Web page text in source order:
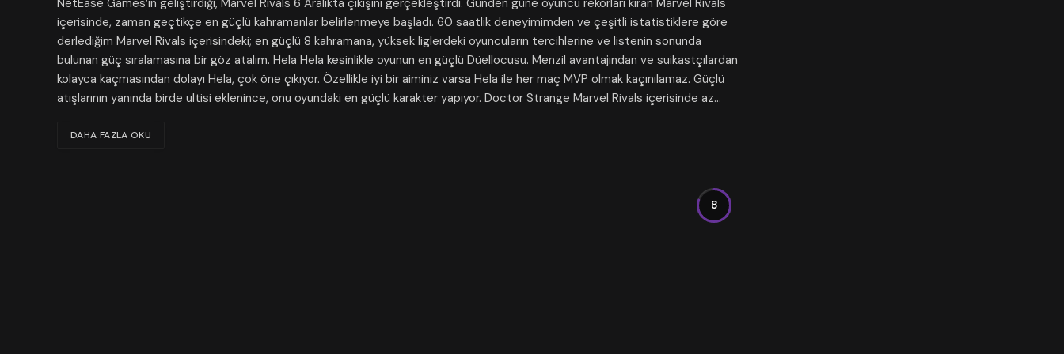
içerisinde, zaman geçtikçe en güçlü kahramanlar belirlenmeye başladı. 60 saatlik deneyimimden ve çeşitli istatistiklere göre
derlediğim Marvel Rivals içerisindeki; en güçlü 8 kahramana, yüksek liglerdeki oyuncuların tercihlerine ve listenin sonunda
bulunan güç sıralamasına bir göz atalım. Hela Hela kesinlikle oyunun en güçlü Düellocusu. Menzil avantajından ve suikastçılardan
kolayca kaçmasından dolayı Hela, çok öne çıkıyor. Özellikle iyi bir aiminiz varsa Hela ile her maç MVP olmak kaçınılamaz. Güçlü
atışlarının yanında birde ultisi eklenince, onu oyundaki en güçlü karakter yapıyor. Doctor Strange Marvel Rivals içerisinde az…
DAHA FAZLA OKU
8